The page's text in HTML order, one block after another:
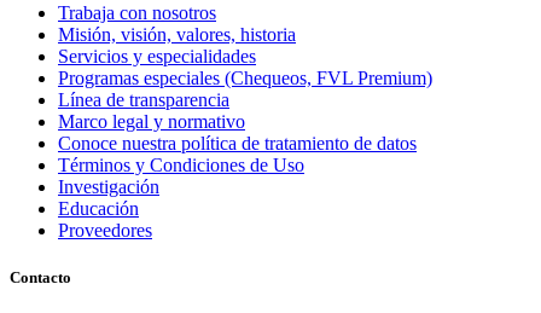
Trabaja con nosotros
Misión, visión, valores, historia
Servicios y especialidades
Programas especiales (Chequeos, FVL Premium)
Línea de transparencia
Marco legal y normativo
Conoce nuestra política de tratamiento de datos
Términos y Condiciones de Uso
Investigación
Educación
Proveedores
Contacto